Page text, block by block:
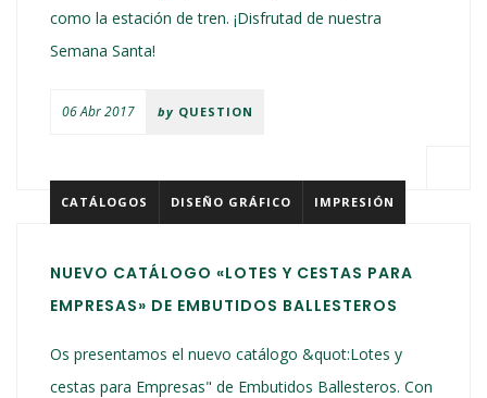
como la estación de tren. ¡Disfrutad de nuestra
Semana Santa!
06 Abr 2017 by QUESTION
CATÁLOGOS DISEÑO GRÁFICO IMPRESIÓN
NUEVO CATÁLOGO «LOTES Y CESTAS PARA
EMPRESAS» DE EMBUTIDOS BALLESTEROS
Os presentamos el nuevo catálogo &quot:Lotes y
cestas para Empresas" de Embutidos Ballesteros. Con